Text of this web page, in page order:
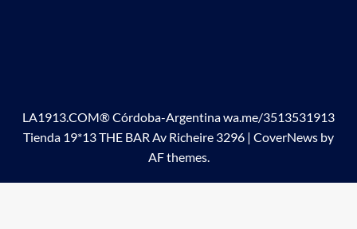
LA1913.COM® Córdoba-Argentina wa.me/3513531913
Tienda 19*13 THE BAR Av Richeire 3296 | CoverNews by
AF themes.